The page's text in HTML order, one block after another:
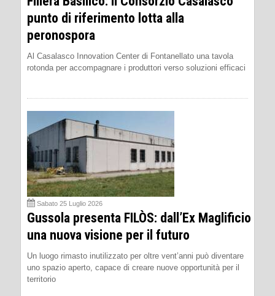
punto di riferimento lotta alla
peronospora
Al Casalasco Innovation Center di Fontanellato una tavola
rotonda per accompagnare i produttori verso soluzioni efficaci
Sabato 25 Luglio 2026
Gussola presenta FILÒS: dall’Ex Maglificio
una nuova visione per il futuro
Un luogo rimasto inutilizzato per oltre vent’anni può diventare
uno spazio aperto, capace di creare nuove opportunità per il
territorio